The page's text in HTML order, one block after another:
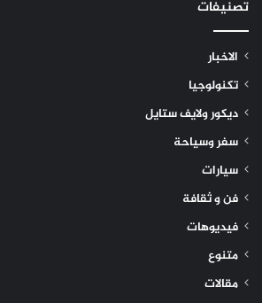
تصنيفات
الاخبار
تكنولوجيا
ديكور ولايف ستايل
سفر وسياحة
سيارات
فن و ثقافة
فيديوهات
متنوع
مقالات